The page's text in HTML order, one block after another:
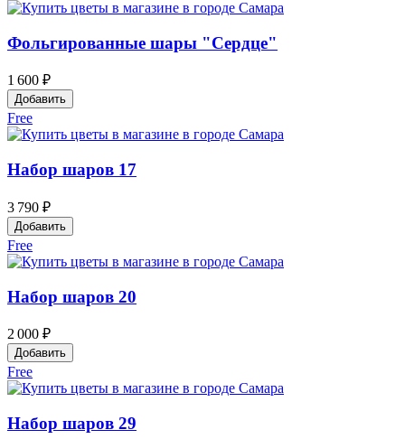
Фольгированные шары "Сердце"
1 600 ₽
Добавить
Free
Набор шаров 17
3 790 ₽
Добавить
Free
Набор шаров 20
2 000 ₽
Добавить
Free
Набор шаров 29